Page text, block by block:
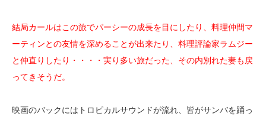
結局カールはこの旅でパーシーの成長を目にしたり、料理仲間マ
ーティンとの友情を深めることが出来たり、料理評論家ラムジー
と仲直りしたり・・・・実り多い旅だった、その内別れた妻も戻
ってきそうだ。
映画のバックにはトロピカルサウンドが流れ、皆がサンバを踊っ